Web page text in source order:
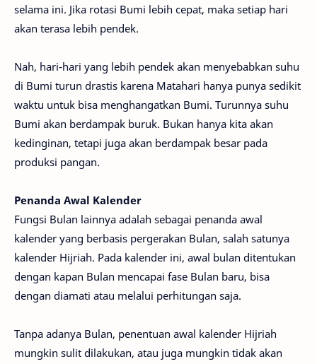
selama ini. Jika rotasi Bumi lebih cepat, maka setiap hari
akan terasa lebih pendek.
Nah, hari-hari yang lebih pendek akan menyebabkan suhu
di Bumi turun drastis karena Matahari hanya punya sedikit
waktu untuk bisa menghangatkan Bumi. Turunnya suhu
Bumi akan berdampak buruk. Bukan hanya kita akan
kedinginan, tetapi juga akan berdampak besar pada
produksi pangan.
Penanda Awal Kalender
Fungsi Bulan lainnya adalah sebagai penanda awal
kalender yang berbasis pergerakan Bulan, salah satunya
kalender Hijriah. Pada kalender ini, awal bulan ditentukan
dengan kapan Bulan mencapai fase Bulan baru, bisa
dengan diamati atau melalui perhitungan saja.
Tanpa adanya Bulan, penentuan awal kalender Hijriah
mungkin sulit dilakukan, atau juga mungkin tidak akan